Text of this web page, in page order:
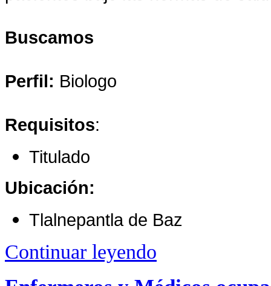
Buscamos
Perfil: Biologo
Requisitos:
Titulado
Ubicación:
Tlalnepantla de Baz
Continuar leyendo